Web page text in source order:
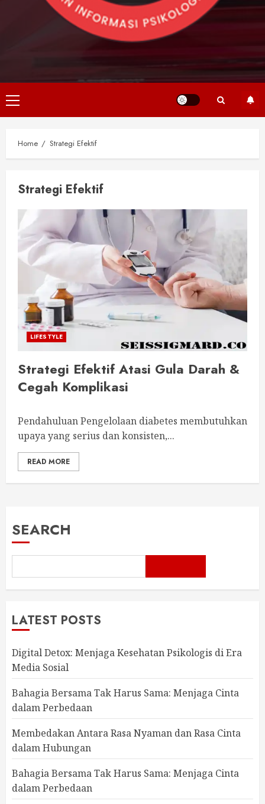
Primary
Menu
Home Strategi Efektif
Strategi Efektif
LIFESTYLE
Strategi Efektif Atasi Gula Darah &
Cegah Komplikasi
Pendahuluan Pengelolaan diabetes membutuhkan
upaya yang serius dan konsisten,...
READ MORE
SEARCH
LATEST POSTS
Digital Detox: Menjaga Kesehatan Psikologis di Era
Media Sosial
Bahagia Bersama Tak Harus Sama: Menjaga Cinta
dalam Perbedaan
Membedakan Antara Rasa Nyaman dan Rasa Cinta
dalam Hubungan
Bahagia Bersama Tak Harus Sama: Menjaga Cinta
dalam Perbedaan